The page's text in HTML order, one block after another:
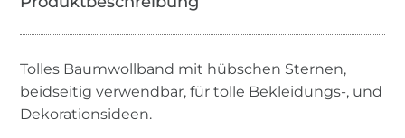
Tolles Baumwollband mit hübschen Sternen,
beidseitig verwendbar, für tolle Bekleidungs-, und
Dekorationsideen.